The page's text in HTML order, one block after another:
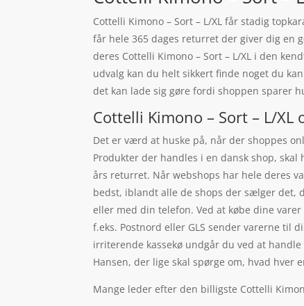
Cottelli Kimono – Sort – L/XL får stadig
får hele 365 dages returret der giver dig en
deres Cottelli Kimono – Sort – L/XL i den
udvalg kan du helt sikkert finde noget du
det kan lade sig gøre fordi shoppen sparer
Cottelli Kimono – Sort – L/XL
Det er værd at huske på, når der shoppes
Produkter der handles i en dansk shop,
års returret. Når webshops har hele deres
bedst, iblandt alle de shops der sælger det,
eller med din telefon. Ved at købe dine
f.eks. Postnord eller GLS sender varerne til
irriterende kassekø undgår du ved at
Hansen, der lige skal spørge om, hvad hver
Mange leder efter den billigste Cottelli